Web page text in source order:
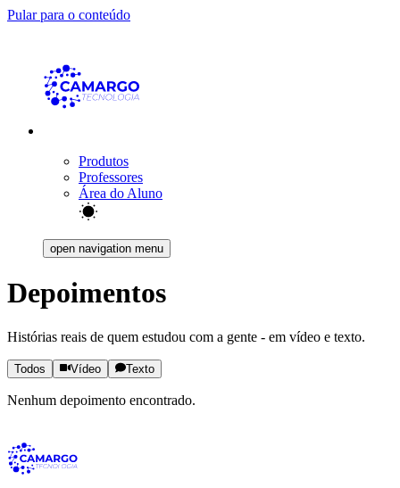
Pular para o conteúdo
Produtos
Professores
Área do Aluno
open navigation menu
Depoimentos
Histórias reais de quem estudou com a gente - em vídeo e texto.
Todos Vídeo Texto
Nenhum depoimento encontrado.